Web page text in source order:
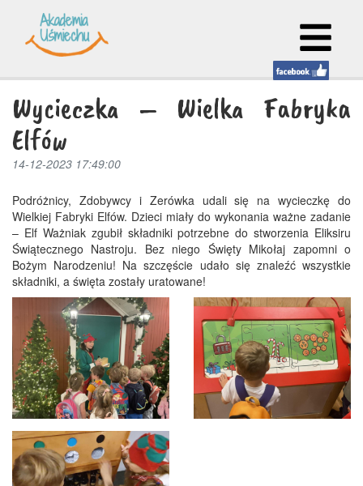
Wycieczka – Wielka Fabryka
Elfów
14-12-2023 17:49:00
Podróżnicy, Zdobywcy i Zerówka udali się na wycieczkę do
Wielkiej Fabryki Elfów. Dzieci miały do wykonania ważne zadanie
– Elf Ważniak zgubił składniki potrzebne do stworzenia Eliksiru
Świątecznego Nastroju. Bez niego Święty Mikołaj zapomni o
Bożym Narodzeniu! Na szczęście udało się znaleźć wszystkie
składniki, a święta zostały uratowane!